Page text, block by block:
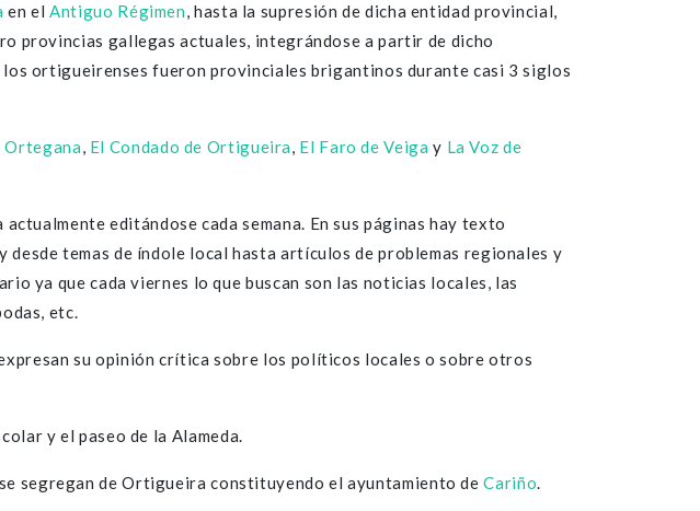
en elAntiguo Régimen, hasta la supresión de dicha entidad provincial,
provincias gallegas actuales, integrándose a partir de dicho
los ortigueirenses fueron provinciales brigantinos durante casi 3 siglos
Ortegana, El Condado de Ortigueira, El Faro de Veiga y La Voz de
editándose cada semana. En sus páginas hay texto
temas de índole local hasta artículos de problemas regionales y
ya que cada viernes lo que buscan son las noticias locales, las
etc.
su opinión crítica sobre los políticos locales o sobre otros
y el paseo de la Alameda.
se segregan de Ortigueira constituyendo el ayuntamiento deCariño.